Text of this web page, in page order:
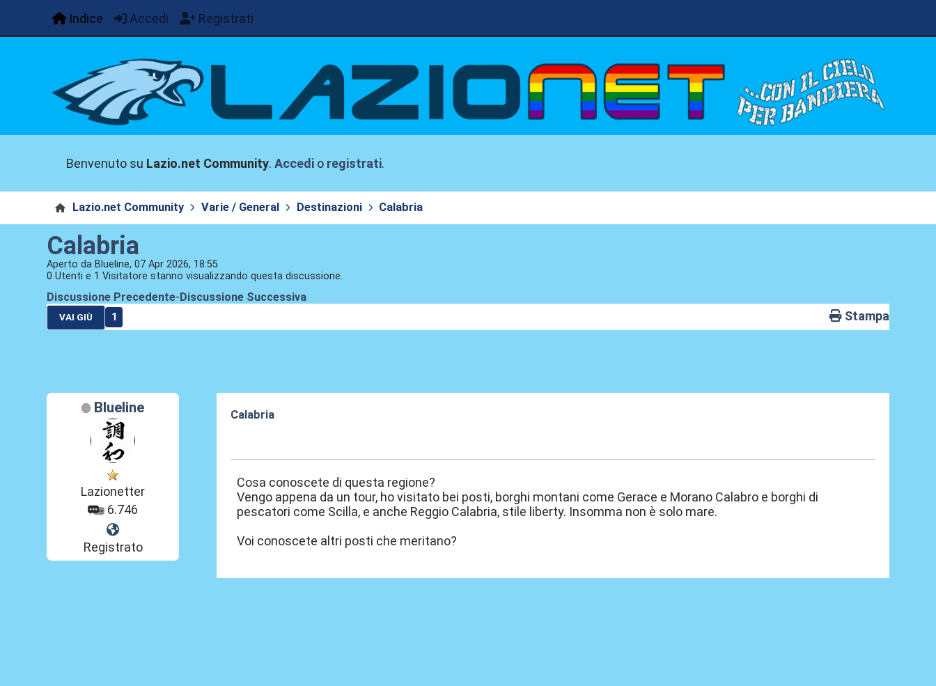
Indice Accedi Registrati
Benvenuto su Lazio.net Community.Accedi o registrati.
Lazio.net Community Varie / General Destinazioni Calabria
Calabria
Aperto da Blueline, 07 Apr 2026, 18:55
0 Utenti e 1 Visitatore stanno visualizzando questa discussione.
Discussione Precedente- Discussione Successiva
VAI GIÙ 1 Stampa
Blueline
Lazionetter
6.746
Registrato
Calabria
Cosa conoscete di questa regione?
Vengo appena da un tour, ho visitato bei posti, borghi montani come Gerace e Morano Calabro e borghi di
pescatori come Scilla, e anche Reggio Calabria, stile liberty. Insomma non è solo mare.
Voi conoscete altri posti che meritano?